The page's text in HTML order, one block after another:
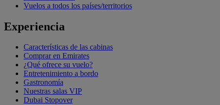
Vuelos a todos los países/territorios
Experiencia
Características de las cabinas
Comprar en Emirates
¿Qué ofrece su vuelo?
Entretenimiento a bordo
Gastronomía
Nuestras salas VIP
Dubai Stopover